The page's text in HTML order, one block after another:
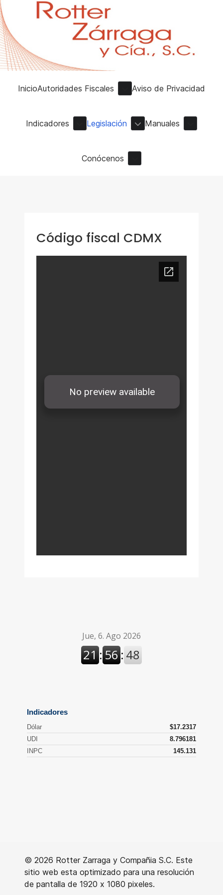
InicioAutoridades Fiscales Aviso de Privacidad
Indicadores Legislación Manuales
Conócenos
Código fiscal CDMX
© 2026 Rotter Zarraga y Compañia S.C. Este
sitio web esta optimizado para una resolución
de pantalla de 1920 x 1080 pixeles.